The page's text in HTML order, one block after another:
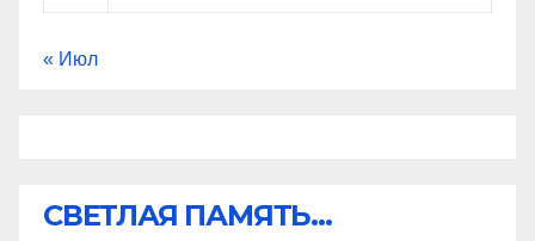
« Июл
СВЕТЛАЯ ПАМЯТЬ...